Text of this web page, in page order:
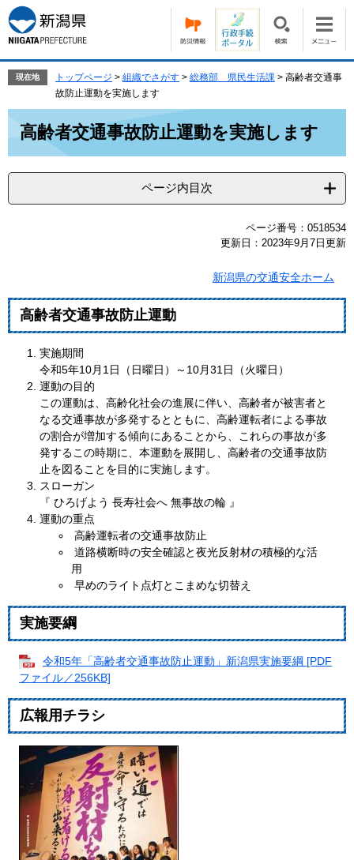
ー
ジ
の
で
す。
ニ
ュ
ー
ば
本
文
現在地 トップページ > 組織でさがす > 総務部 県民生活課 > 高齢者交通事
故防止運動を実施します
高齢者交通事故防止運動を実施します
ページ内目次
ページ番号：0518534
更新日：2023年9月7日更新
新潟県の交通安全ホーム
高齢者交通事故防止運動
実施期間
令和5年10月1日（日曜日）～10月31日（火曜日）
運動の目的
この運動は、高齢化社会の進展に伴い、高齢者が被害者と
なる交通事故が多発するとともに、高齢運転者による事故
の割合が増加する傾向にあることから、これらの事故が多
発するこの時期に、本運動を展開し、高齢者の交通事故防
止を図ることを目的に実施します。
スローガン
『 ひろげよう 長寿社会へ 無事故の輪 』
運動の重点
高齢運転者の交通事故防止
道路横断時の安全確認と夜光反射材の積極的な活
用
早めのライト点灯とこまめな切替え
実施要綱
令和5年「高齢者交通事故防止運動」新潟県実施要綱 [PDF
ファイル／256KB]
広報用チラシ